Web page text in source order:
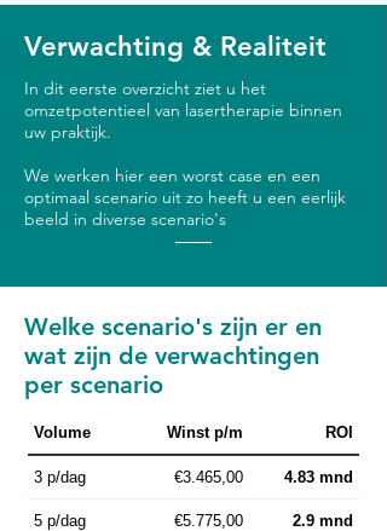
Verwachting & Realiteit
In dit eerste overzicht ziet u het
omzetpotentieel van lasertherapie binnen
uw praktijk.
We werken hier een worst case en een
optimaal scenario uit zo heeft u een eerlijk
beeld in diverse scenario's
Welke scenario's zijn er en
wat zijn de verwachtingen
per scenario
Volume Winst p/m ROI
3 p/dag €3.465,00 4.83 mnd
5 p/dag €5.775,00 2.9 mnd